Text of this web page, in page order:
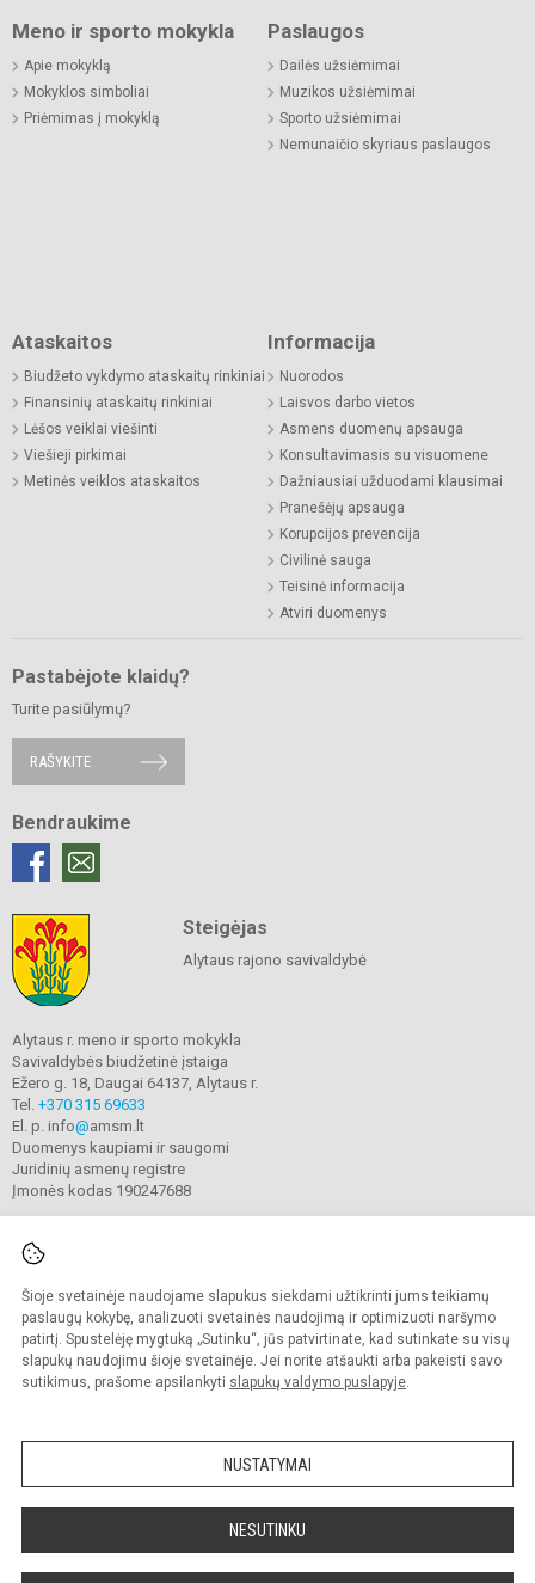
Šioje svetainėje naudojame slapukus siekdami užtikrinti jums teikiamų
paslaugų kokybę, analizuoti svetainės naudojimą ir optimizuoti naršymo
patirtį. Spustelėję mygtuką „Sutinku“, jūs patvirtinate, kad sutinkate su visų
slapukų naudojimu šioje svetainėje. Jei norite atšaukti arba pakeisti savo
sutikimus, prašome apsilankyti slapukų valdymo puslapyje.
NUSTATYMAI
NESUTINKU
Meno ir sporto mokykla
Apie mokyklą
Mokyklos simboliai
Priėmimas į mokyklą
Paslaugos
Dailės užsiėmimai
Muzikos užsiėmimai
Sporto užsiėmimai
Nemunaičio skyriaus paslaugos
Ataskaitos
Biudžeto vykdymo ataskaitų rinkiniai
Finansinių ataskaitų rinkiniai
Lėšos veiklai viešinti
Viešieji pirkimai
Metinės veiklos ataskaitos
Informacija
Nuorodos
Laisvos darbo vietos
Asmens duomenų apsauga
Konsultavimasis su visuomene
Dažniausiai užduodami klausimai
Pranešėjų apsauga
Korupcijos prevencija
Civilinė sauga
Teisinė informacija
Atviri duomenys
Pastabėjote klaidų?
Turite pasiūlymų?
RAŠYKITE
Bendraukime
Steigėjas
Alytaus rajono savivaldybė
Alytaus r. meno ir sporto mokykla
Savivaldybės biudžetinė įstaiga
Ežero g. 18, Daugai 64137, Alytaus r.
Tel. +370 315 69633
El. p. info@amsm.lt
Duomenys kaupiami ir saugomi
Juridinių asmenų registre
Įmonės kodas 190247688
© 2020. Alytaus r. meno ir sporto mokykla. Visos teisės saugomos.
Kopijuoti turinį be raštiško mokyklos sutikimo griežtai draudžiama.
Prieinamumo paraiška Slapukų valdymas
Sumanus būdas atnaujinti